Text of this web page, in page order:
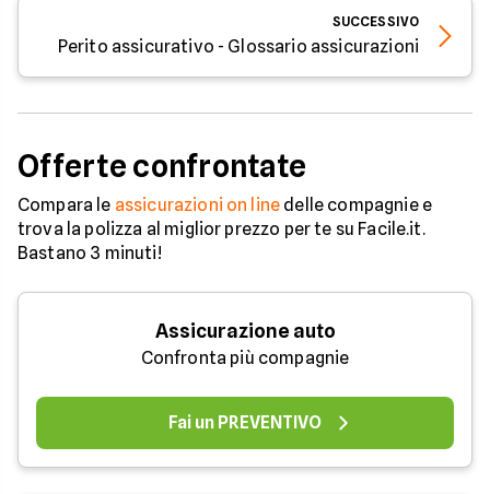
SUCCESSIVO
Perito assicurativo - Glossario assicurazioni
Offerte confrontate
Compara le assicurazioni on line delle compagnie e
trova la polizza al miglior prezzo per te su Facile.it.
Bastano 3 minuti!
Assicurazione auto
Confronta più compagnie
Fai un PREVENTIVO